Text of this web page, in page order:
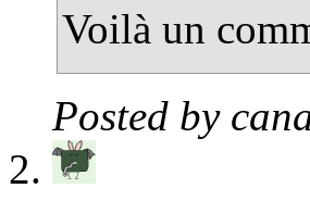
Voilà un
Posted by